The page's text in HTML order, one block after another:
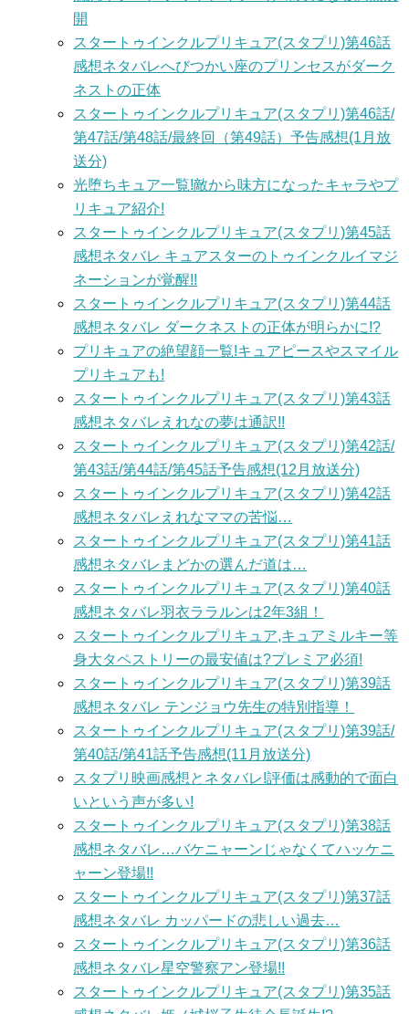
開
スタートゥインクルプリキュア(スタプリ)第46話
感想ネタバレへびつかい座のプリンセスがダーク
ネストの正体
スタートゥインクルプリキュア(スタプリ)第46話/
第47話/第48話/最終回（第49話）予告感想(1月放
送分)
光堕ちキュア一覧!敵から味方になったキャラやプ
リキュア紹介!
スタートゥインクルプリキュア(スタプリ)第45話
感想ネタバレ キュアスターのトゥインクルイマジ
ネーションが覚醒!!
スタートゥインクルプリキュア(スタプリ)第44話
感想ネタバレ ダークネストの正体が明らかに!?
プリキュアの絶望顔一覧!キュアピースやスマイル
プリキュアも!
スタートゥインクルプリキュア(スタプリ)第43話
感想ネタバレえれなの夢は通訳!!
スタートゥインクルプリキュア(スタプリ)第42話/
第43話/第44話/第45話予告感想(12月放送分)
スタートゥインクルプリキュア(スタプリ)第42話
感想ネタバレえれなママの苦悩…
スタートゥインクルプリキュア(スタプリ)第41話
感想ネタバレまどかの選んだ道は…
スタートゥインクルプリキュア(スタプリ)第40話
感想ネタバレ羽衣ララルンは2年3組！
スタートゥインクルプリキュア,キュアミルキー等
身大タペストリーの最安値は?プレミア必須!
スタートゥインクルプリキュア(スタプリ)第39話
感想ネタバレ テンジョウ先生の特別指導！
スタートゥインクルプリキュア(スタプリ)第39話/
第40話/第41話予告感想(11月放送分)
スタプリ映画感想とネタバレ!評価は感動的で面白
いという声が多い!
スタートゥインクルプリキュア(スタプリ)第38話
感想ネタバレ…バケニャーンじゃなくてハッケニ
ャーン登場!!
スタートゥインクルプリキュア(スタプリ)第37話
感想ネタバレ カッパードの悲しい過去…
スタートゥインクルプリキュア(スタプリ)第36話
感想ネタバレ星空警察アン登場!!
スタートゥインクルプリキュア(スタプリ)第35話